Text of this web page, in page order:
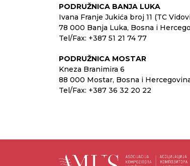
PODRUŽNICA BANJA LUKA
Ivana Franje Jukića broj 11 (TC
78 000 Banja Luka, Bosna i
Tel/Fax: +387 51 21 74 77
PODRUŽNICA MOSTAR
Kneza Branimira 6
88 000 Mostar, Bosna i
Tel/Fax: +387 36 32 20 22